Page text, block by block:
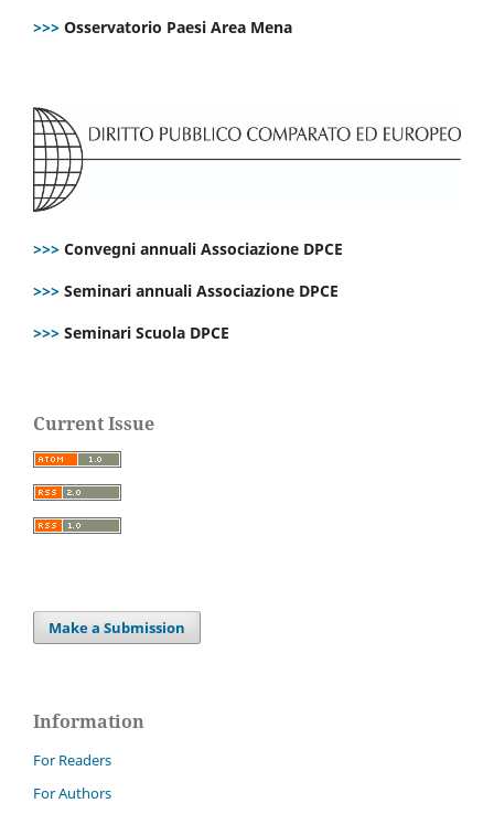
>>> Osservatorio Paesi Area Mena
>>> Convegni annuali Associazione DPCE
>>> Seminari annuali Associazione DPCE
>>> Seminari Scuola DPCE
Current Issue
Make a Submission
Information
For Readers
For Authors